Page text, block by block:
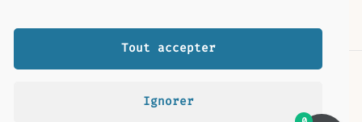
Tout accepter
Ignorer
Retour et remboursement